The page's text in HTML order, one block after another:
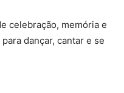
celebração, memória e
dançar, cantar e se